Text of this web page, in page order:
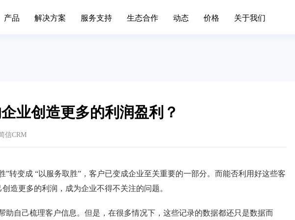
产品
呼叫中心
SCRM
智慧园区
解决方案
的现代化管理水平发挥了巨大作...
进装修行业往信息化道路上发展...
化，加快旅游业的发展速度，提高...
通过数字化方式，随时和专家互动，
享受个性化的健康资讯，实现及...
外贸行业独有的数据集中处理机制，
服务支持 生态合作 动态 价格 关于我们
业创造更多的利润盈利？
信CRM
”转变成 “以服务取胜”，客户已变成企业至关重要的一部分。而能否利用好这些客
造更多的利润，成为企业不得不关注的问题。
助自己梳理客户信息。但是，在很多情况下，这些记录的数据都还只是数据而